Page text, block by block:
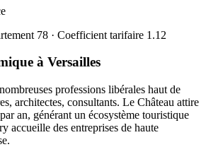
78 · Coefficient tarifaire 1.12
à Versailles
professions libérales haut de
architectes, consultants. Le Château attire
an, générant un écosystème touristique
accueille des entreprises de haute